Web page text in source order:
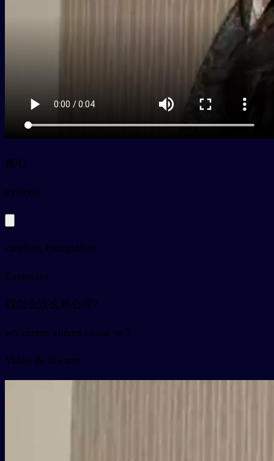
粗心
pycūxīn
careless, thoughtless
Exemples
我怎么这么粗心呢?
wǒ zěnme zhème cūxīn ne ?
Vidéo de la carte